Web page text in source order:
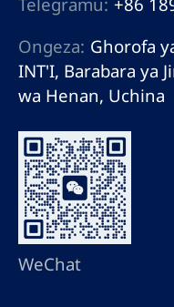
Ongeza: Ghorofa
INT'I, Barabara ya
wa Henan, Uchina
WeChat